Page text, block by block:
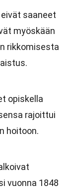
saaneet
myöskään
rikkomisesta
opiskella
rajoittui
hoitoon.
vuonna 1848